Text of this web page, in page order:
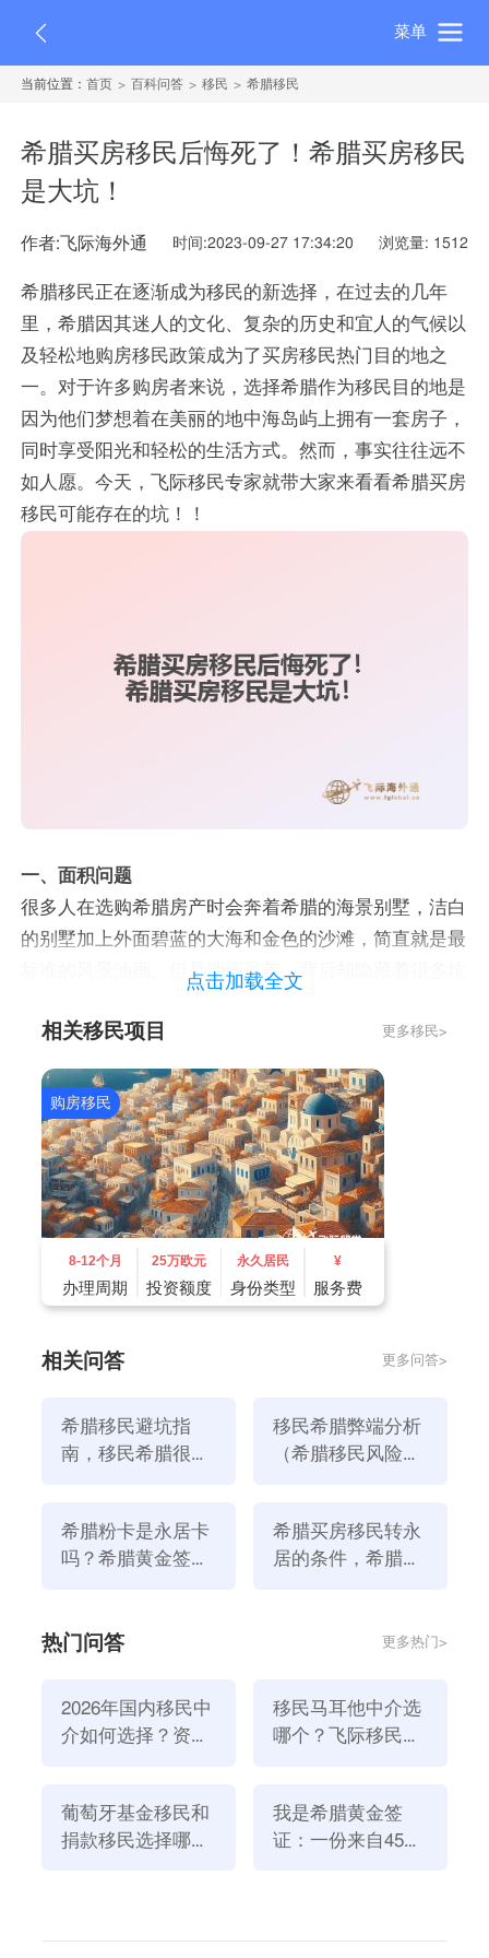
菜单
当前位置：首页 百科问答 移民 希腊移民
希腊买房移民后悔死了！希腊买房移民
是大坑！
作者:飞际海外通 时间:2023-09-27 17:34:20 浏览量: 1512
希腊移民正在逐渐成为移民的新选择，在过去的几年
里，希腊因其迷人的文化、复杂的历史和宜人的气候以
及轻松地购房移民政策成为了买房移民热门目的地之
一。对于许多购房者来说，选择希腊作为移民目的地是
因为他们梦想着在美丽的地中海岛屿上拥有一套房子，
同时享受阳光和轻松的生活方式。然而，事实往往远不
如人愿。今天，飞际移民专家就带大家来看看希腊买房
移民可能存在的坑！！
一、面积问题
很多人在选购希腊房产时会奔着希腊的海景别墅，洁白
的别墅加上外面碧蓝的大海和金色的沙滩，简直就是最
标准的风景油画。但是油画虽美，背后却隐藏着很多坑
的总面积当中的，院子花园甚至是泳池都是随房附赠
的，但是一些黑心房产中介就会欺负购房者看不懂希腊
语合同，将这些免费的部分算到房屋总面积内，造成购
房者直接损失。
二、产权不清
有很多黑心中介会和当地人一起，出售一些历史较久且
产权归属不明的房产出售给你，导致后续过户的时候出
现问题，造成您无法获得房产产权造成无法移民！
三、恶意抬价房源
赚你高价差。比如花100万左右买希腊房产，然后装修
的，但有一定的风险。
四、黑心中介收取额外费用
房移民过程中，每个人的实际情况是不一样的，不能直
接生搬硬套他人经验，尤其是某红薯上的帖子都有可能
点击加载全文
相关移民项目 更多移民>
购房移民
8-12个月
办理周期
25万欧元
投资额度
永久居民
身份类型
¥
服务费
相关问答 更多问答>
希腊移民避坑指
南，移民希腊很坑
移民希腊弊端分析
（希腊移民风险有
希腊粉卡是永居卡
吗？希腊黄金签证
希腊买房移民转永
居的条件，希腊永
热门问答 更多热门>
2026年国内移民中
介如何选择？资
移民马耳他中介选
哪个？飞际移民是
葡萄牙基金移民和
捐款移民选择哪个
我是希腊黄金签
证：一份来自45亿